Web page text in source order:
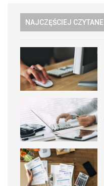
NAJCZĘŚCIEJ CZYTANE